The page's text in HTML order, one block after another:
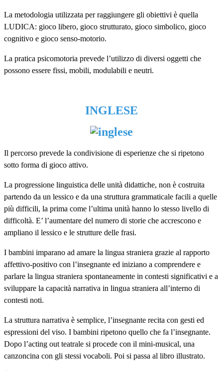
La metodologia utilizzata per raggiungere gli obiettivi è quella
LUDICA: gioco libero, gioco strutturato, gioco simbolico, gioco
cognitivo e gioco senso-motorio.
La pratica psicomotoria prevede l’utilizzo di diversi oggetti che
possono essere fissi, mobili, modulabili e neutri.
INGLESE
Il percorso prevede la condivisione di esperienze che si ripetono
sotto forma di gioco attivo.
La progressione linguistica delle unità didattiche, non è costruita
partendo da un lessico e da una struttura grammaticale facili a quelle
più difficili, la prima come l’ultima unità hanno lo stesso livello di
difficoltà. E’ l’aumentare del numero di storie che accrescono e
ampliano il lessico e le strutture delle frasi.
I bambini imparano ad amare la lingua straniera grazie al rapporto
affettivo-positivo con l’insegnante ed iniziano a comprendere e
parlare la lingua straniera spontaneamente in contesti significativi e a
sviluppare la capacità narrativa in lingua straniera all’interno di
contesti noti.
La struttura narrativa è semplice, l’insegnante recita con gesti ed
espressioni del viso. I bambini ripetono quello che fa l’insegnante.
Dopo l’acting out teatrale si procede con il mini-musical, una
canzoncina con gli stessi vocaboli. Poi si passa al libro illustrato.